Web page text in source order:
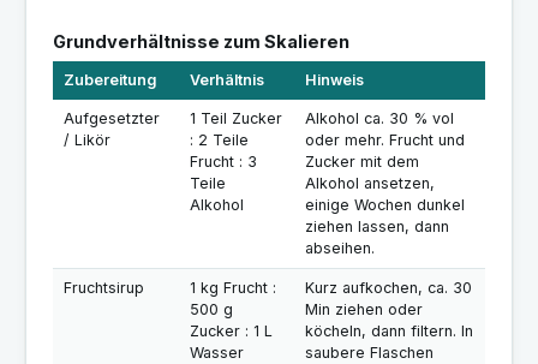
Grundverhältnisse zum Skalieren
Zubereitung Verhältnis Hinweis
Aufgesetzter
/ Likör
1 Teil Zucker
: 2 Teile
Frucht : 3
Teile
Alkohol
Alkohol ca. 30 % vol
oder mehr. Frucht und
Zucker mit dem
Alkohol ansetzen,
einige Wochen dunkel
ziehen lassen, dann
abseihen.
Fruchtsirup
1 kg Frucht :
500 g
Zucker : 1 L
Wasser
Kurz aufkochen, ca. 30
Min ziehen oder
köcheln, dann filtern. In
saubere Flaschen